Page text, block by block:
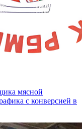
мясной
с конверсией в